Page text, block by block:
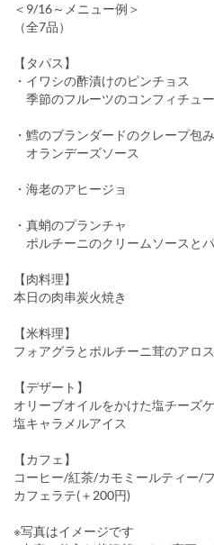
＜9/16～メニュー例＞
（全7品）
【タパス】
・イワシの酢漬けのピンチョス
季節のフルーツのコンフィチュ
・鱈のブランダードのクレープ包み
オランデーズソース
・海老のアヒージョ
・真蛸のプランチャ
ポルチーニのクリームソースと
【肉料理】
本日の肉串炭火焼き
【米料理】
フォアグラとポルチーニ茸のアロ
【デザート】
オリーブオイルをかけた塩チーズ
塩キャラメルアイス
【カフェ】
コーヒー/紅茶/カモミールティー/
カフェラテ(＋200円)
※写真はイメージです